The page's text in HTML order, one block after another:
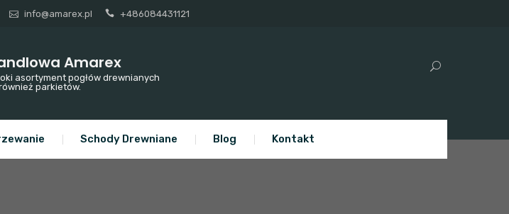
info@amarex.pl +486084431121
Amarex
asortyment pogłów drewnianych
parkietów.
Schody Drewniane Blog Kontakt